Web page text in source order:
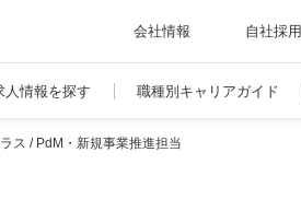
会社情報
自社採用
人情報を探す 職種別キャリアガイド
ス / PdM・新規事業推進担当